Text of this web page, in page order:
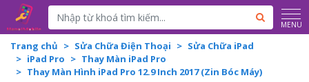
Powered by Translate MENU
Trang chủ Sửa Chữa Điện Thoại
Sửa Chữa iPad
iPad Pro
Thay Màn iPad Pro
Thay Màn Hình iPad Pro 12.9 Inch 2017 (Zin Bóc Máy)